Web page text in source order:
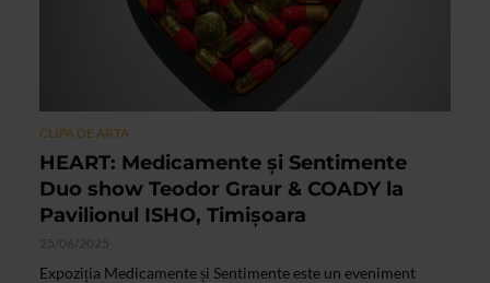
CLIPA DE ARTA
HEART: Medicamente și Sentimente
Duo show Teodor Graur & COADY la
Pavilionul ISHO, Timișoara
25/06/2025
Expoziția Medicamente și Sentimente este un eveniment